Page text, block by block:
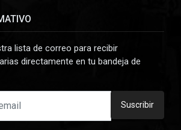
lista de correo para recibir
directamente en tu bandeja de
Suscribir